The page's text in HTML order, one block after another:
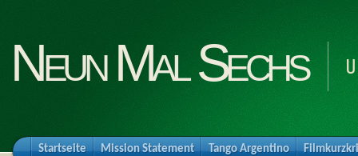
Neun Mal Sechs
Startseite Mission Statement Tango Argentino